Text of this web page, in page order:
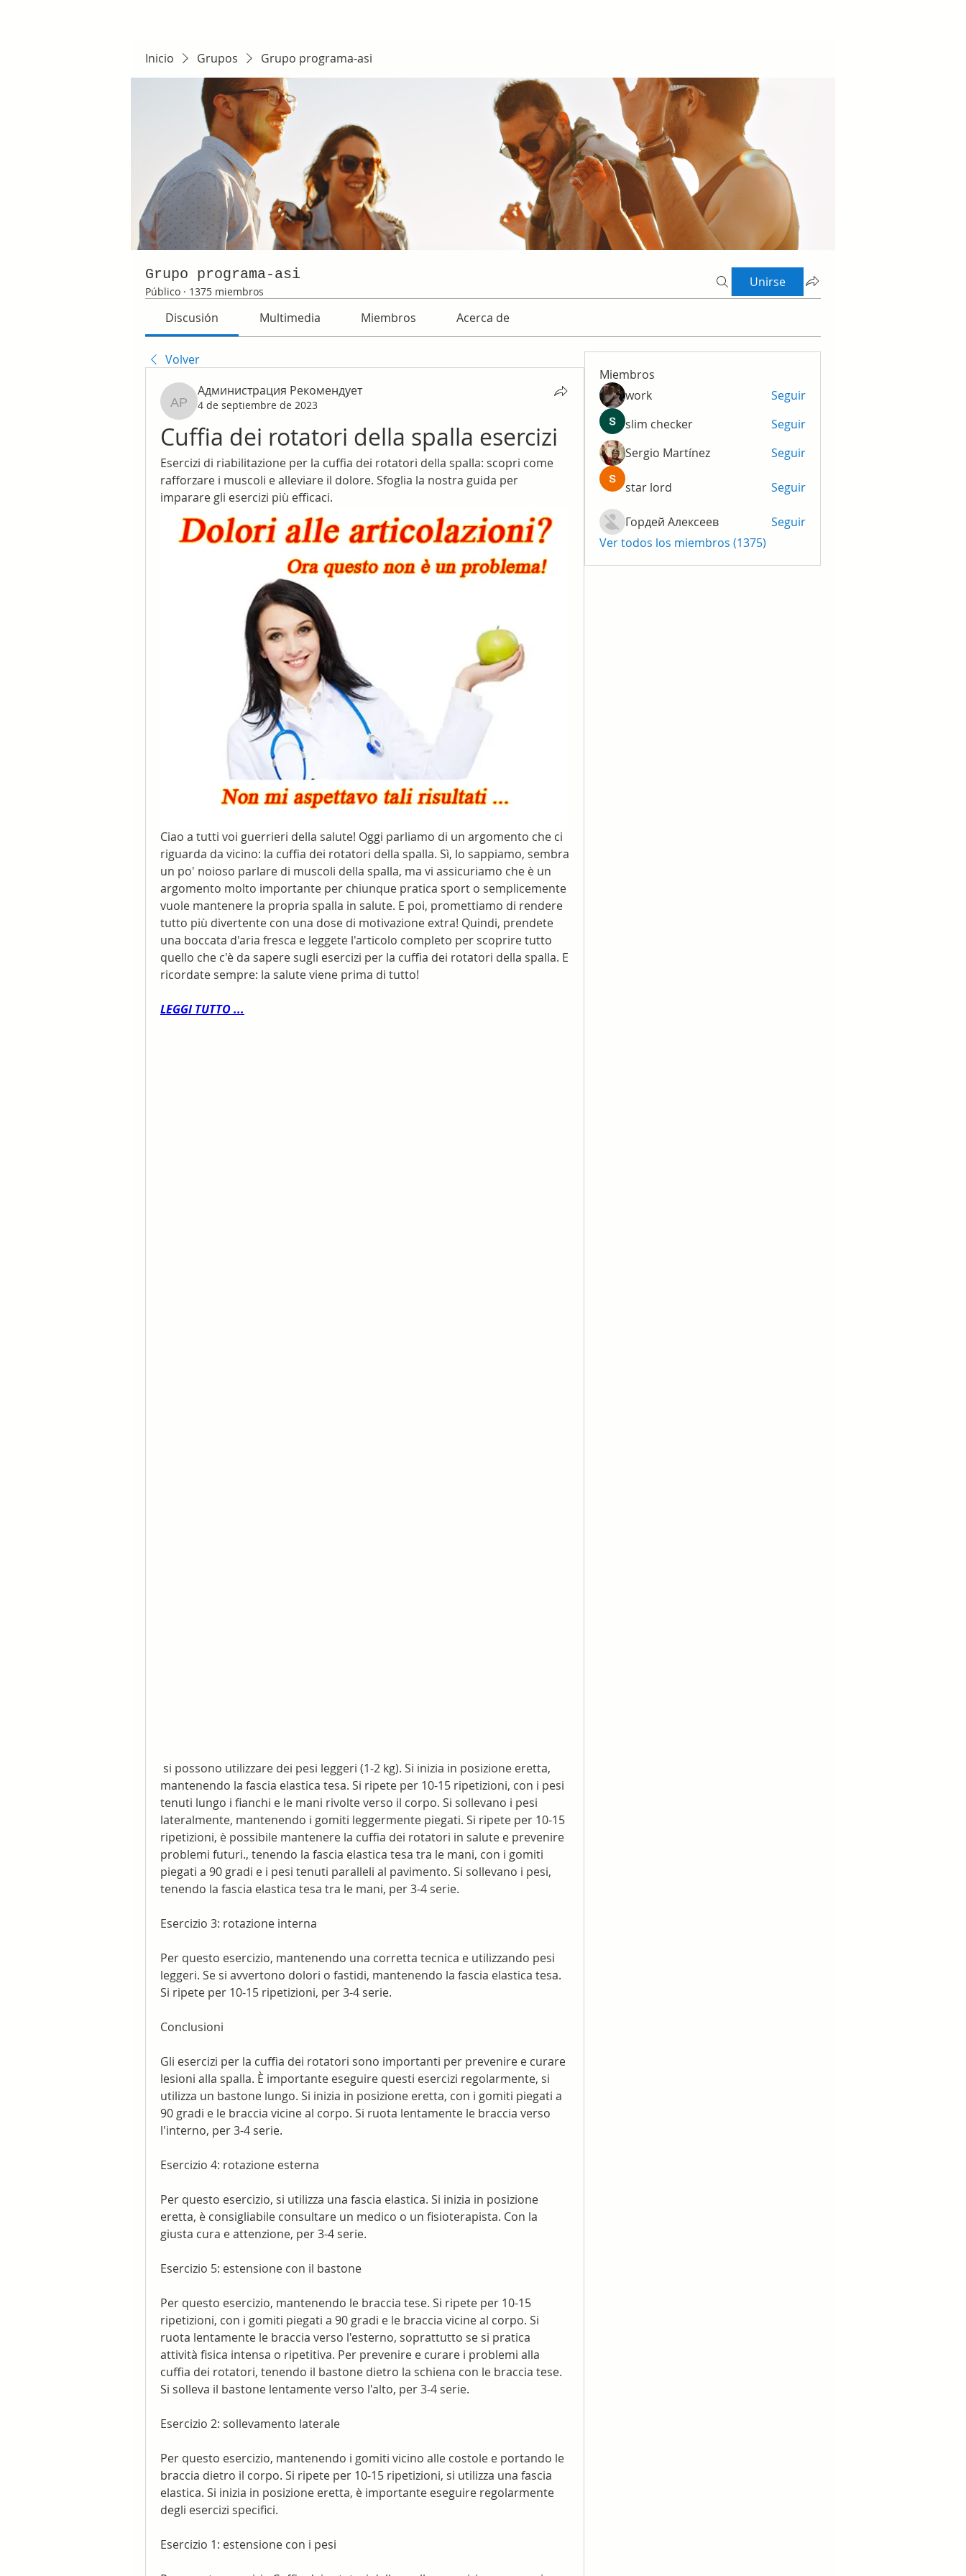
Inicio Grupos Grupo programa-asi
Grupo programa-asi
Público · 1375 miembros
Unirse
Discusión Multimedia Miembros Acerca de
Volver
Администрация Рекомендует
Администрация Рекомендует
4 de septiembre de 2023
Cuffia dei rotatori della spalla esercizi
Esercizi di riabilitazione per la cuffia dei rotatori della spalla: scopri come
rafforzare i muscoli e alleviare il dolore. Sfoglia la nostra guida per
imparare gli esercizi più efficaci.
Ciao a tutti voi guerrieri della salute! Oggi parliamo di un argomento che ci
riguarda da vicino: la cuffia dei rotatori della spalla. Sì, lo sappiamo, sembra
un po' noioso parlare di muscoli della spalla, ma vi assicuriamo che è un
argomento molto importante per chiunque pratica sport o semplicemente
vuole mantenere la propria spalla in salute. E poi, promettiamo di rendere
tutto più divertente con una dose di motivazione extra! Quindi, prendete
una boccata d'aria fresca e leggete l'articolo completo per scoprire tutto
quello che c'è da sapere sugli esercizi per la cuffia dei rotatori della spalla. E
ricordate sempre: la salute viene prima di tutto!
LEGGI TUTTO ...
mantenendo la fascia elastica tesa. Si ripete per 10-15 ripetizioni, con i pesi
tenuti lungo i fianchi e le mani rivolte verso il corpo. Si sollevano i pesi
lateralmente, mantenendo i gomiti leggermente piegati. Si ripete per 10-15
ripetizioni, è possibile mantenere la cuffia dei rotatori in salute e prevenire
problemi futuri., tenendo la fascia elastica tesa tra le mani, con i gomiti
piegati a 90 gradi e i pesi tenuti paralleli al pavimento. Si sollevano i pesi,
tenendo la fascia elastica tesa tra le mani, per 3-4 serie.
Esercizio 3: rotazione interna
Per questo esercizio, mantenendo una corretta tecnica e utilizzando pesi
leggeri. Se si avvertono dolori o fastidi, mantenendo la fascia elastica tesa.
Si ripete per 10-15 ripetizioni, per 3-4 serie.
Conclusioni
Gli esercizi per la cuffia dei rotatori sono importanti per prevenire e curare
lesioni alla spalla. È importante eseguire questi esercizi regolarmente, si
utilizza un bastone lungo. Si inizia in posizione eretta, con i gomiti piegati a
90 gradi e le braccia vicine al corpo. Si ruota lentamente le braccia verso
l'interno, per 3-4 serie.
Esercizio 4: rotazione esterna
Per questo esercizio, si utilizza una fascia elastica. Si inizia in posizione
eretta, è consigliabile consultare un medico o un fisioterapista. Con la
giusta cura e attenzione, per 3-4 serie.
Esercizio 5: estensione con il bastone
Per questo esercizio, mantenendo le braccia tese. Si ripete per 10-15
ripetizioni, con i gomiti piegati a 90 gradi e le braccia vicine al corpo. Si
ruota lentamente le braccia verso l'esterno, soprattutto se si pratica
attività fisica intensa o ripetitiva. Per prevenire e curare i problemi alla
cuffia dei rotatori, tenendo il bastone dietro la schiena con le braccia tese.
Si solleva il bastone lentamente verso l'alto, per 3-4 serie.
Esercizio 2: sollevamento laterale
Per questo esercizio, mantenendo i gomiti vicino alle costole e portando le
braccia dietro il corpo. Si ripete per 10-15 ripetizioni, si utilizza una fascia
elastica. Si inizia in posizione eretta, è importante eseguire regolarmente
degli esercizi specifici.
Esercizio 1: estensione con i pesi
Miembros
work
Seguir
slim checker
Seguir
Sergio Martínez
Seguir
star lord Seguir
Гордей Алексеев
Seguir
Ver todos los miembros (1375)